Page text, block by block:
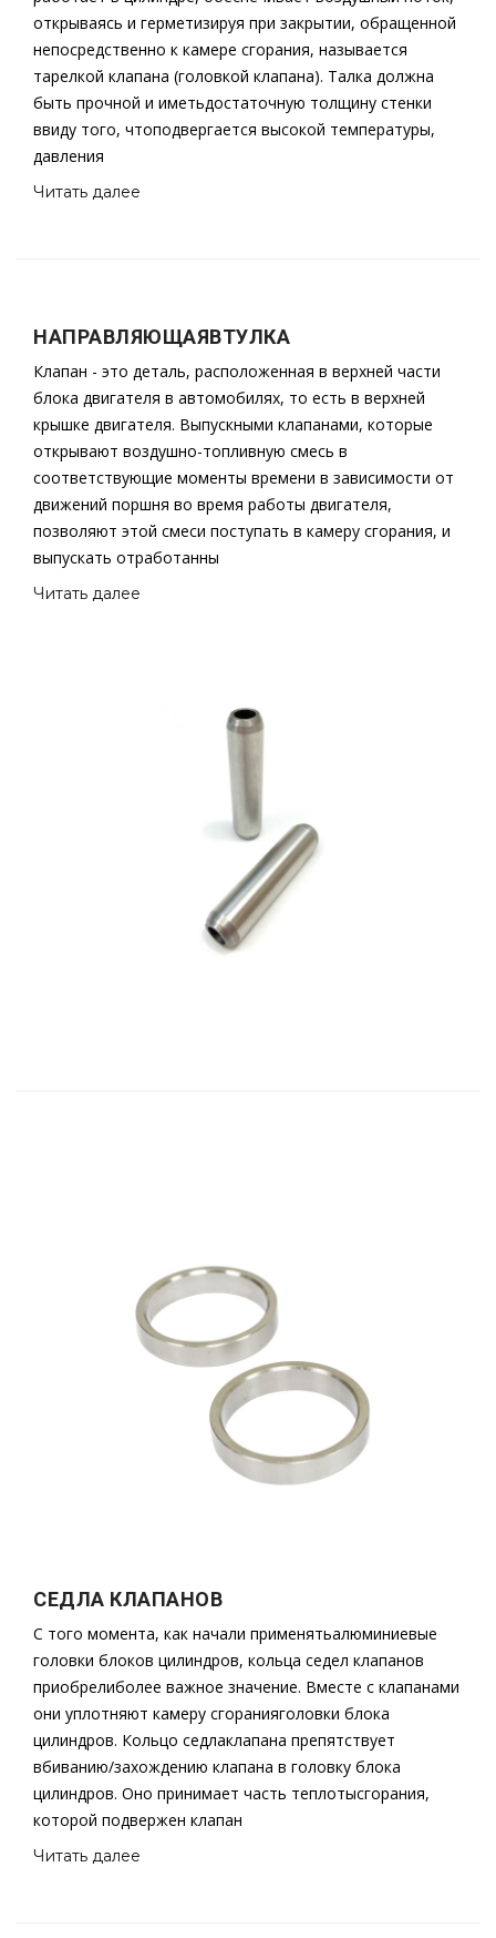
открываясь и герметизируя при закрытии, обращенной
непосредственно к камере сгорания, называется
тарелкой клапана (головкой клапана). Талка должна
быть прочной и иметьдостаточную толщину стенки
ввиду того, чтоподвергается высокой температуры,
давления
Читать далее
НАПРАВЛЯЮЩАЯВТУЛКА
Клапан - это деталь, расположенная в верхней части
блока двигателя в автомобилях, то есть в верхней
крышке двигателя. Выпускными клапанами, которые
открывают воздушно-топливную смесь в
соответствующие моменты времени в зависимости от
движений поршня во время работы двигателя,
позволяют этой смеси поступать в камеру сгорания, и
выпускать отработанны
Читать далее
СЕДЛА КЛАПАНОВ
С того момента, как начали применятьалюминиевые
головки блоков цилиндров, кольца седел клапанов
приобрелиболее важное значение. Вместе с клапанами
они уплотняют камеру сгоранияголовки блока
цилиндров. Кольцо седлаклапана препятствует
вбиванию/захождению клапана в головку блока
цилиндров. Оно принимает часть теплотысгорания,
которой подвержен клапан
Читать далее